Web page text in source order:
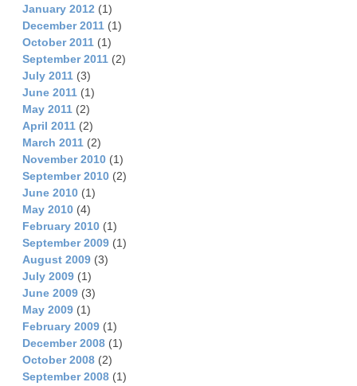
January 2012 (1)
December 2011 (1)
October 2011 (1)
September 2011 (2)
July 2011 (3)
June 2011 (1)
May 2011 (2)
April 2011 (2)
March 2011 (2)
November 2010 (1)
September 2010 (2)
June 2010 (1)
May 2010 (4)
February 2010 (1)
September 2009 (1)
August 2009 (3)
July 2009 (1)
June 2009 (3)
May 2009 (1)
February 2009 (1)
December 2008 (1)
October 2008 (2)
September 2008 (1)